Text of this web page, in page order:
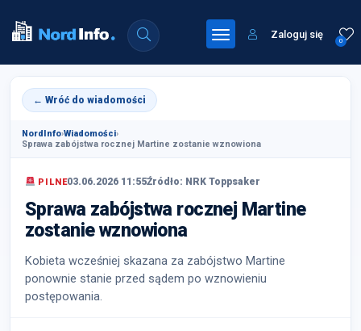
0
Zaloguj się
← Wróć do wiadomości
NordInfo›Wiadomości›
Sprawa zabójstwa rocznej Martine zostanie wznowiona
PILNE03.06.2026 11:55Źródło: NRK Toppsaker
Sprawa zabójstwa rocznej Martine
zostanie wznowiona
Kobieta wcześniej skazana za zabójstwo Martine
ponownie stanie przed sądem po wznowieniu
postępowania.